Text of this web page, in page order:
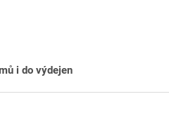
a
c
i do výdejen